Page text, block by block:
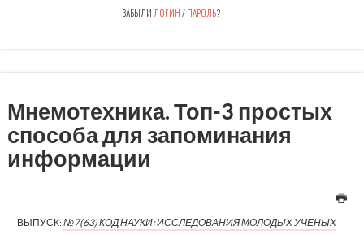
ЗАБЫЛИ ЛОГИН/ПАРОЛЬ?
Мнемотехника. Топ-3 простых
способа для запоминания
информации
ВЫПУСК:№7(63) КОД НАУКИ: ИССЛЕДОВАНИЯ МОЛОДЫХ УЧЕНЫХ